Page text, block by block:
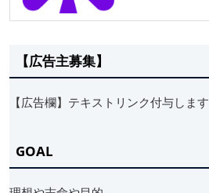
【広告主募集】
【広告欄】テキストリンク付与します
GOAL